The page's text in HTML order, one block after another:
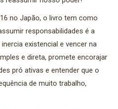
no Japão, o livro tem como
responsabilidades é a
existencial e vencer na
e direta, promete encorajar
pró ativas e entender que o
de muito trabalho,